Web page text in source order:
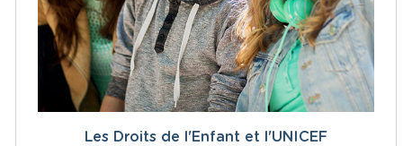
Les Droits de l'Enfant et l'UNICEF